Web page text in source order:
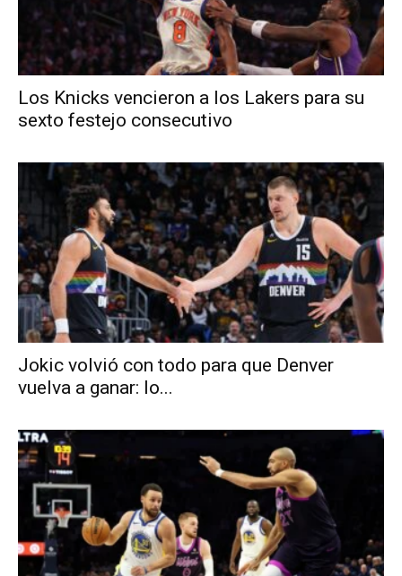
Los Knicks vencieron a los Lakers para su
sexto festejo consecutivo
Jokic volvió con todo para que Denver
vuelva a ganar: lo...